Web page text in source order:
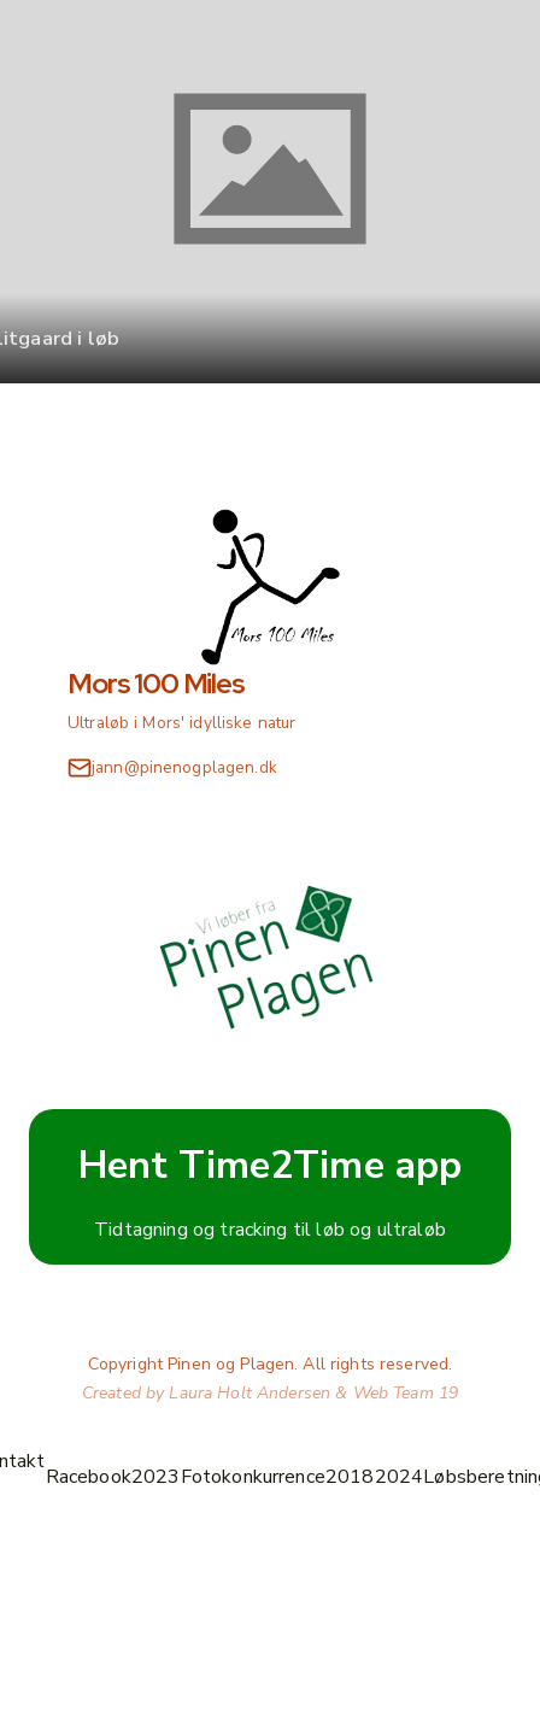
i løb
Mors 100 Miles
Ultraløb i Mors' idylliske natur
jann@pinenogplagen.dk
Hent Time2Time app
Tidtagning og tracking til løb og ultraløb
Copyright Pinen og Plagen. All rights reserved.
Created by Laura Holt Andersen & Web Team 19
Racebook2023Fotokonkurrence20182024